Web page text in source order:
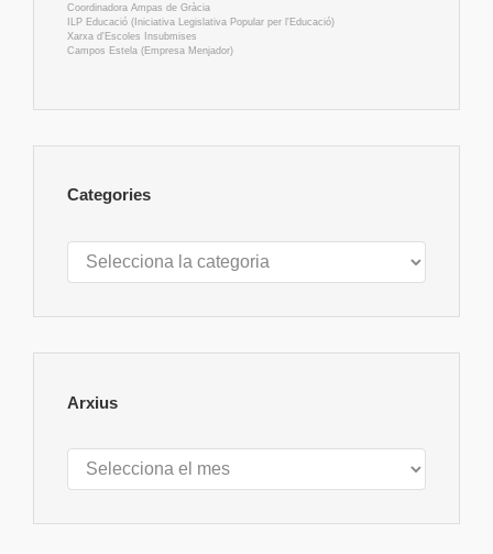
Coordinadora Ampas de Gràcia
ILP Educació (Iniciativa Legislativa Popular per l'Educació)
Xarxa d'Escoles Insubmises
Campos Estela (Empresa Menjador)
Categories
Categories
Arxius
Arxius